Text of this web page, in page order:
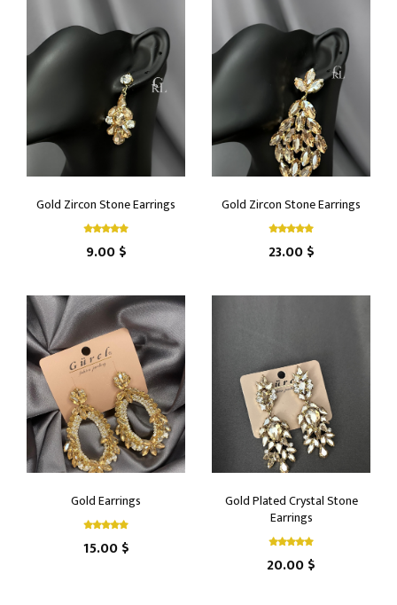
Gold Zircon Stone Earrings
9.00 $
Gold Zircon Stone Earrings
23.00 $
Gold Earrings
15.00 $
Gold Plated Crystal Stone
Earrings
20.00 $